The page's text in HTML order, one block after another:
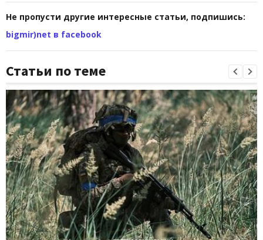
Не пропусти другие интересные статьи, подпишись:
bigmir)net в facebook
Статьи по теме